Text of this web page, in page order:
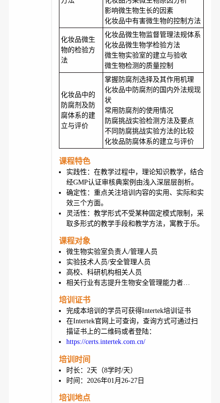
影响微生物生长的因素
化妆品中有害微生物的控制方法
化妆品微生
物的检验方
法
化妆品微生物监督管理法规体系
化妆品微生物学检验方法
微生物实验室的建立与验收
微生物检测的质量控制
化妆品中的
防腐剂及防
腐体系的建
立与评价
掌握防腐剂选择及其作用机理
化妆品中防腐剂的国内外法规现
状
常用防腐剂的使用情况
防腐挑战实验检测方法及要点
不同防腐挑战实验方法的比较
化妆品防腐体系的建立与评价
课程特色
实践性：在教学过程中，理论知识教学，结合
经GMP认证审核典案例由浅入深层层剖析。
确定性：重点关注培训内容的实用、实际和实
效三个方面。
灵活性：教学形式不受某种固定模式限制，采
取多形式的教学手段和教学方法，寓教于乐。
课程对象
微生物实验室负责人/管理人员
实验技术人员/安全管理人员
高校、科研机构相关人员
相关行业有志提升生物安全管理能力者…
培训证书
完成本培训的学员可获得Intertek培训证书
在Intertek官网上可查询，查询方式可通过扫
描证书上的二维码或者登陆：
https://certs.intertek.com.cn/
培训时间
时长：2天（8学时/天）
时间：2026年01月26-27日
培训地点